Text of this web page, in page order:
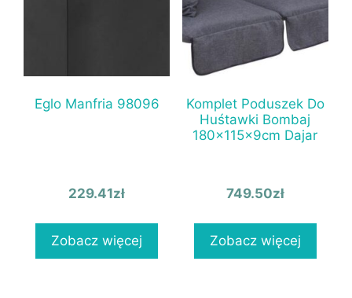
Eglo Manfria 98096
229.41zł
Zobacz więcej
Komplet Poduszek Do
Huśtawki Bombaj
180x115x9cm Dajar
749.50zł
Zobacz więcej